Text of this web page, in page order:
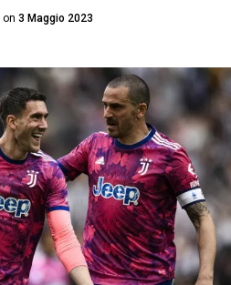
on 3 Maggio 2023